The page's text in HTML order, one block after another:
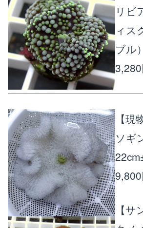
リビ
ィス
ブル）
【
ソギ
【